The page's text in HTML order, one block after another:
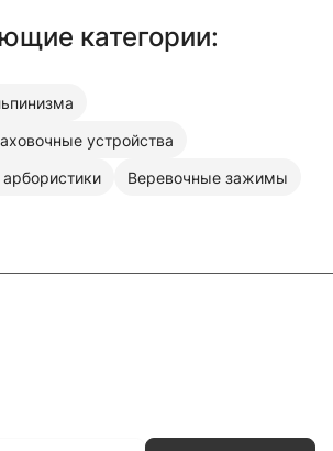
категории:
устройства
Веревочные зажимы